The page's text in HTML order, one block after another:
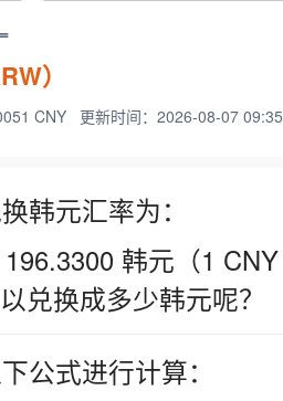
）
CNY 更新时间：2026-08-07
韩元汇率为：
韩元（1
兑换成多少韩元呢？
公式进行计算：